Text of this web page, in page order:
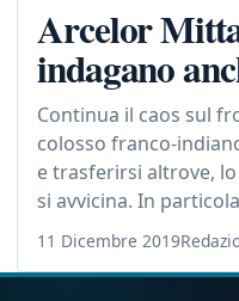
Arcelor
indagano
Continua il caos sul
colosso franco-
e trasferirsi altrove,
si avvicina. In
11 Dicembre 2019